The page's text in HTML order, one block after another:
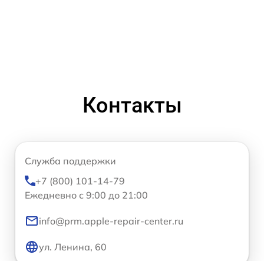
Контакты
Служба поддержки
+7 (800) 101-14-79
Ежедневно с 9:00 до 21:00
info@prm.apple-repair-center.ru
ул. Ленина, 60